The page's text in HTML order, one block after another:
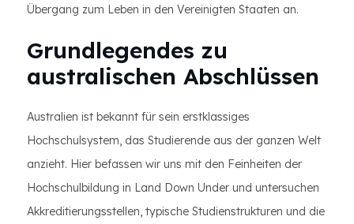
Übergang zum Leben in den Vereinigten Staaten an.
Grundlegendes zu
australischen Abschlüssen
Australien ist bekannt für sein erstklassiges
Hochschulsystem, das Studierende aus der ganzen Welt
anzieht. Hier befassen wir uns mit den Feinheiten der
Hochschulbildung in Land Down Under und untersuchen
Akkreditierungsstellen, typische Studienstrukturen und die